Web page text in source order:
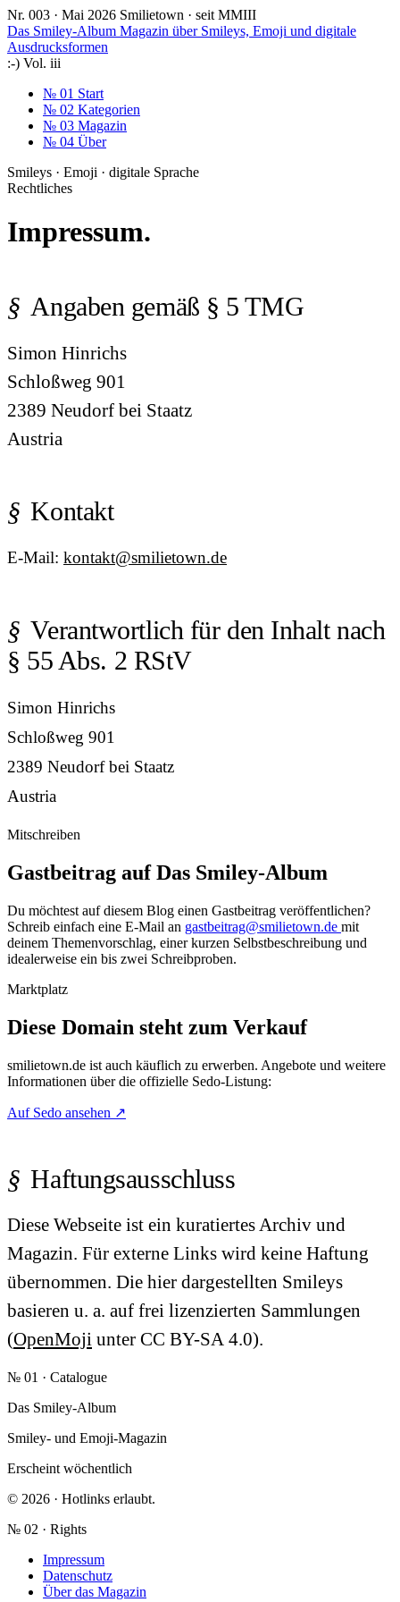
Nr. 003 · Mai 2026 Smilietown · seit MMIII
Das Smiley-Album Magazin über Smileys, Emoji und digitale
Ausdrucksformen
:-) Vol. iii
№ 01 Start
№ 02 Kategorien
№ 03 Magazin
№ 04 Über
Smileys · Emoji · digitale Sprache
Rechtliches
Impressum.
Angaben gemäß § 5 TMG
Simon Hinrichs
Schloßweg 901
2389 Neudorf bei Staatz
Austria
Kontakt
E-Mail: kontakt@smilietown.de
Verantwortlich für den Inhalt nach
§ 55 Abs. 2 RStV
Simon Hinrichs
Schloßweg 901
2389 Neudorf bei Staatz
Austria
Mitschreiben
Gastbeitrag auf Das Smiley-Album
Du möchtest auf diesem Blog einen Gastbeitrag veröffentlichen?
Schreib einfach eine E-Mail an gastbeitrag@smilietown.de mit
deinem Themenvorschlag, einer kurzen Selbstbeschreibung und
idealerweise ein bis zwei Schreibproben.
Marktplatz
Diese Domain steht zum Verkauf
smilietown.de ist auch käuflich zu erwerben. Angebote und weitere
Informationen über die offizielle Sedo-Listung:
Auf Sedo ansehen ↗
Haftungsausschluss
Diese Webseite ist ein kuratiertes Archiv und
Magazin. Für externe Links wird keine Haftung
übernommen. Die hier dargestellten Smileys
basieren u. a. auf frei lizenzierten Sammlungen
(OpenMoji unter CC BY-SA 4.0).
№ 01 · Catalogue
Das Smiley-Album
Smiley- und Emoji-Magazin
Erscheint wöchentlich
© 2026 · Hotlinks erlaubt.
№ 02 · Rights
Impressum
Datenschutz
Über das Magazin